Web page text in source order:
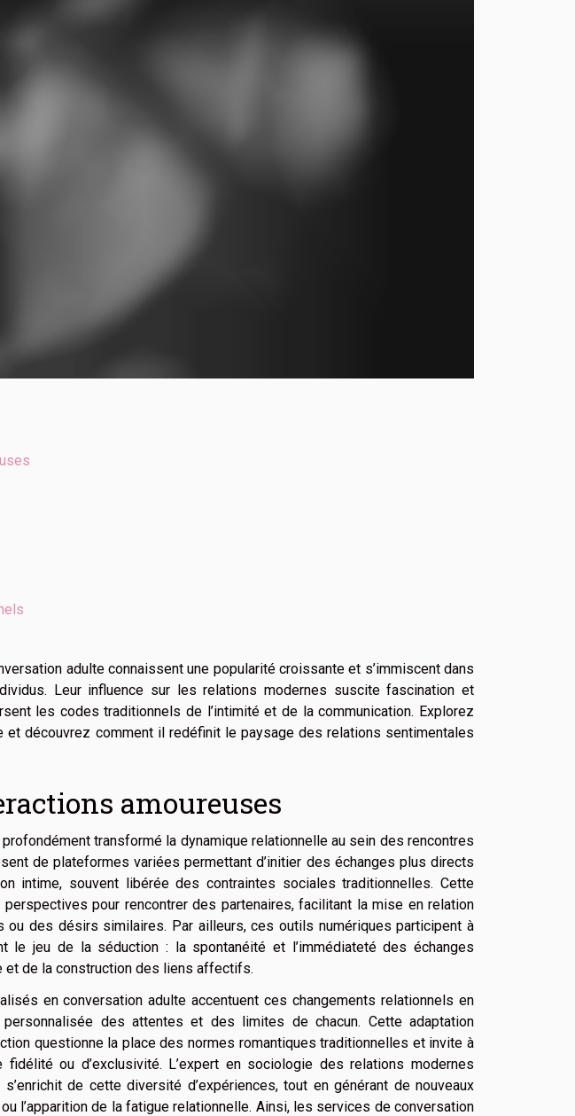
adulte connaissent une popularité croissante et s’immiscent dans
Leur influence sur les relations modernes suscite fascination et
les codes traditionnels de l’intimité et de la communication. Explorez
découvrez comment il redéfinit le paysage des relations sentimentales
amoureuses
transformé la dynamique relationnelle au sein des rencontres
de plateformes variées permettant d’initier des échanges plus directs
intime, souvent libérée des contraintes sociales traditionnelles. Cette
pour rencontrer des partenaires, facilitant la mise en relation
ou des désirs similaires. Par ailleurs, ces outils numériques participent à
le jeu de la séduction : la spontanéité et l’immédiateté des échanges
de la construction des liens affectifs.
en conversation adulte accentuent ces changements relationnels en
des attentes et des limites de chacun. Cette adaptation
questionne la place des normes romantiques traditionnelles et invite à
fidélité ou d’exclusivité. L’expert en sociologie des relations modernes
de cette diversité d’expériences, tout en générant de nouveaux
l’apparition de la fatigue relationnelle. Ainsi, les services de conversation